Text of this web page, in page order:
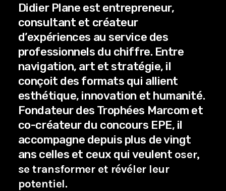
Didier Plane est entrepreneur,
consultant et créateur
d’expériences au service des
professionnels du chiffre. Entre
navigation, art et stratégie, il
conçoit des formats qui allient
esthétique, innovation et humanité.
Fondateur des Trophées Marcom et
co-créateur du concours EPE, il
accompagne depuis plus de vingt
ans celles et ceux qui veulent oser,
se transformer et révéler leur
potentiel.